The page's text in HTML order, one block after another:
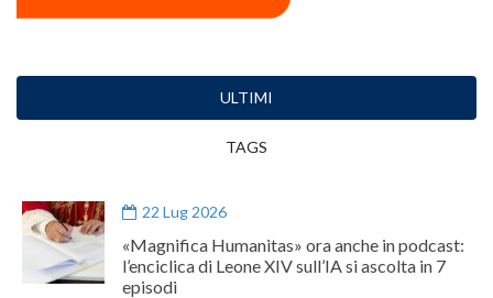
ULTIMI
TAGS
22 Lug 2026
«Magnifica Humanitas» ora anche in podcast:
l’enciclica di Leone XIV sull’IA si ascolta in 7
episodi